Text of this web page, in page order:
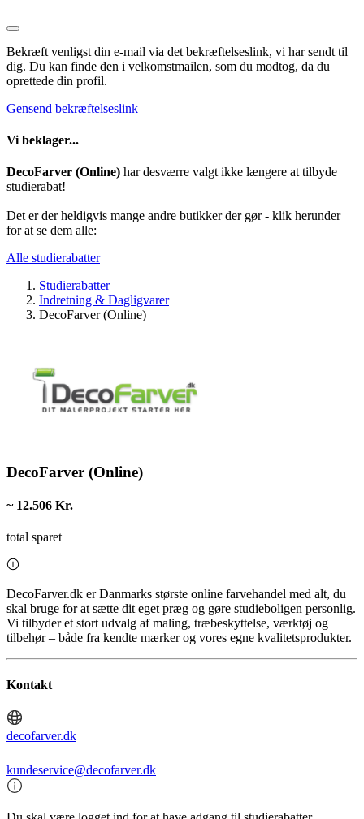
Bekræft venligst din e-mail via det bekræftelseslink, vi har sendt til
dig. Du kan finde den i velkomstmailen, som du modtog, da du
oprettede din profil.
Gensend bekræftelseslink
Vi beklager...
DecoFarver (Online) har desværre valgt ikke længere at tilbyde
studierabat!
Det er der heldigvis mange andre butikker der gør - klik herunder
for at se dem alle:
Alle studierabatter
Studierabatter
Indretning & Dagligvarer
DecoFarver (Online)
DecoFarver (Online)
~ 12.506 Kr.
total sparet
DecoFarver.dk er Danmarks største online farvehandel med alt, du
skal bruge for at sætte dit eget præg og gøre studieboligen personlig.
Vi tilbyder et stort udvalg af maling, træbeskyttelse, værktøj og
tilbehør – både fra kendte mærker og vores egne kvalitetsprodukter.
Kontakt
decofarver.dk
kundeservice@decofarver.dk